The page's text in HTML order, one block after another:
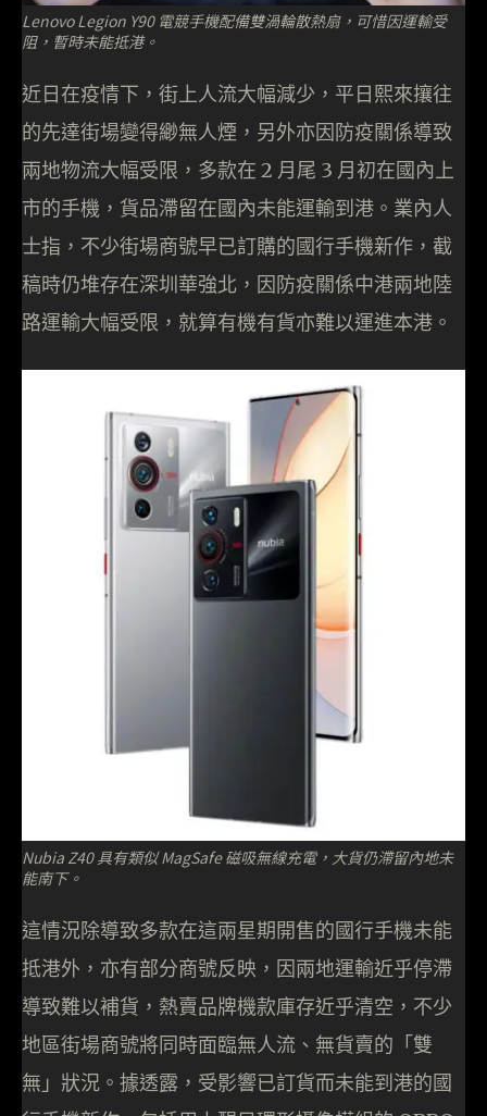
Lenovo Legion Y90 電競手機配備雙渦輪散熱扇，可惜因運輸受
阻，暫時未能抵港。
近日在疫情下，街上人流大幅減少，平日熙來攘往
的先達街場變得緲無人煙，另外亦因防疫關係導致
兩地物流大幅受限，多款在 2 月尾 3 月初在國內上
市的手機，貨品滯留在國內未能運輸到港。業內人
士指，不少街場商號早已訂購的國行手機新作，截
稿時仍堆存在深圳華強北，因防疫關係中港兩地陸
路運輸大幅受限，就算有機有貨亦難以運進本港。
Nubia Z40 具有類似 MagSafe 磁吸無線充電，大貨仍滯留內地未
能南下。
這情況除導致多款在這兩星期開售的國行手機未能
抵港外，亦有部分商號反映，因兩地運輸近乎停滯
導致難以補貨，熱賣品牌機款庫存近乎清空，不少
地區街場商號將同時面臨無人流、無貨賣的「雙
無」狀況。據透露，受影響已訂貨而未能到港的國